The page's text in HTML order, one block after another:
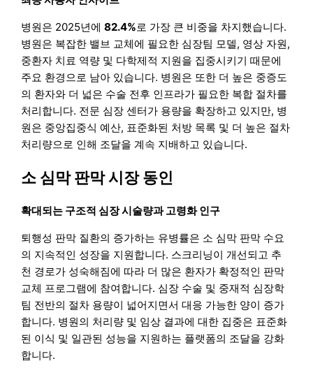
병원은 2025년에82.4%로 가장 큰 비중을 차지했습니다.
병원은 복잡한 밸브 교체에 필요한 심장팀 모델, 영상 자원,
중환자 치료 역량 및 다학제적 지원을 집중시키기 때문에
주요 환경으로 남아 있습니다. 병원은 또한 더 높은 중증도
의 환자와 더 넓은 수술 전후 인프라가 필요한 복합 절차를
처리합니다. 전문 심장 센터가 용량을 확장하고 있지만, 병
원은 중앙집중식 예산, 표준화된 처방 목록 및 더 높은 절차
처리량으로 인해 조달을 계속 지배하고 있습니다.
소 심막 판막 시장 동인
확대되는 구조적 심장 시술량과 고령화 인구
퇴행성 판막 질환의 증가하는 유병률은 소 심막 판막 수요
의 지속적인 성장을 지원합니다. 스크리닝이 개선되고 추
천 경로가 성숙해짐에 따라 더 많은 환자가 확정적인 판막
교체 프로그램에 참여합니다. 심장 수술 및 중재적 심장학
팀 전반의 절차 용량이 넓어지면서 대응 가능한 양이 증가
합니다. 병원의 처리량 및 임상 결과에 대한 집중은 표준화
된 이식 및 일관된 성능을 지원하는 플랫폼의 조달을 강화
합니다.